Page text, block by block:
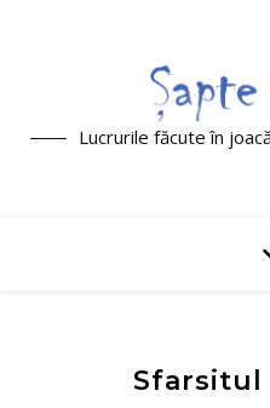
Lucrurile făcute în
Sfarsitul